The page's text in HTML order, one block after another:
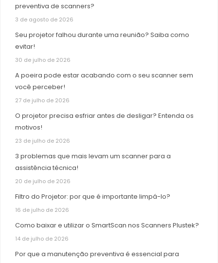
preventiva de scanners?
3 de agosto de 2026
Seu projetor falhou durante uma reunião? Saiba como
evitar!
30 de julho de 2026
A poeira pode estar acabando com o seu scanner sem
você perceber!
27 de julho de 2026
O projetor precisa esfriar antes de desligar? Entenda os
motivos!
23 de julho de 2026
3 problemas que mais levam um scanner para a
assistência técnica!
20 de julho de 2026
Filtro do Projetor: por que é importante limpá-lo?
16 de julho de 2026
Como baixar e utilizar o SmartScan nos Scanners Plustek?
14 de julho de 2026
Por que a manutenção preventiva é essencial para